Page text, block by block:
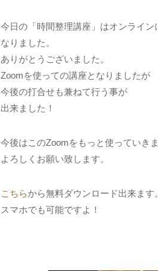
今日の「時間整理講座」はオンライン
なりました。
ありがとうございました。
Zoomを使っての講座となりましたが
今後の打合せも兼ねて行う事が
出来ました！
今後はこのZoomをもっと使っていき
よろしくお願い致します。
こちらから無料ダウンロード出来ます。
スマホでも可能ですよ！